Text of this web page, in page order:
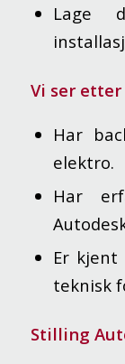
Lage
Vi ser etter
Har
elektro.
Har
Er kjent
teknisk
Stilling